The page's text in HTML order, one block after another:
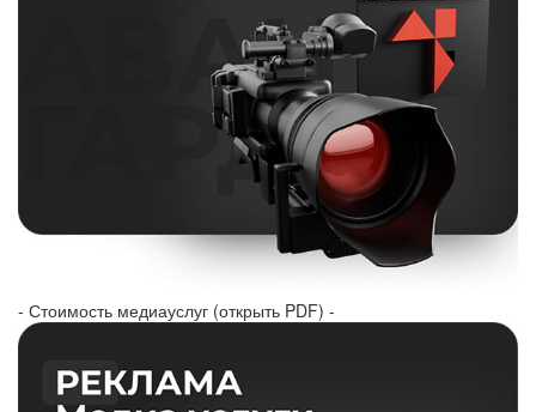
- Стоимость медиауслуг (открыть PDF) -